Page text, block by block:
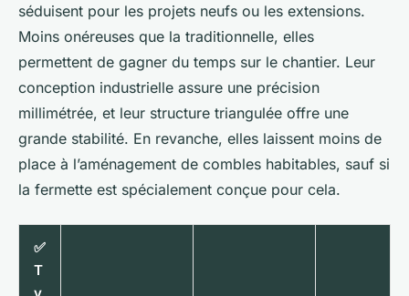
séduisent pour les projets neufs ou les extensions.
Moins onéreuses que la traditionnelle, elles
permettent de gagner du temps sur le chantier. Leur
conception industrielle assure une précision
millimétrée, et leur structure triangulée offre une
grande stabilité. En revanche, elles laissent moins de
place à l’aménagement de combles habitables, sauf si
la fermette est spécialement conçue pour cela.
✅
T